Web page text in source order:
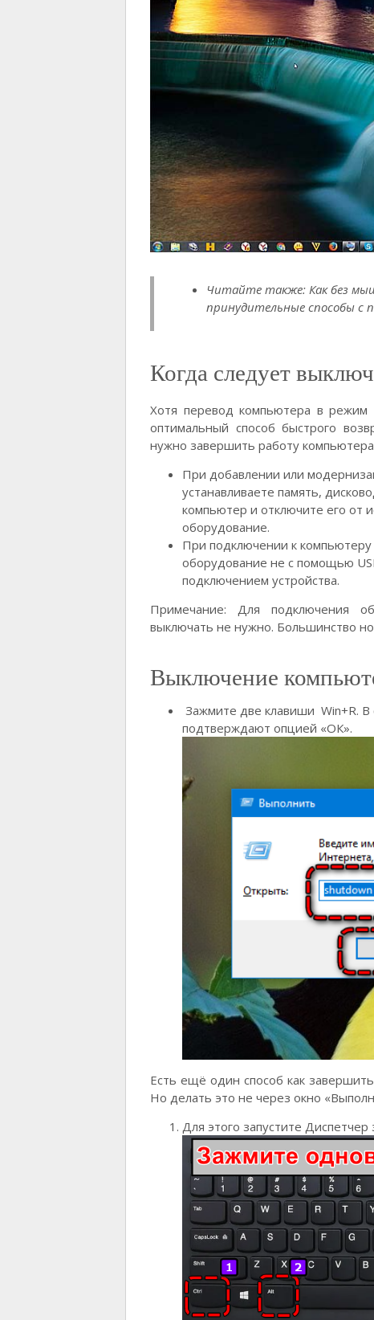
Читайте также: Как без
принудительные способы с
Когда следует
Хотя перевод компьютера в
оптимальный способ быстрого
нужно завершить работу
При добавлении или
устанавливаете память,
компьютер и отключите его от
оборудование.
При подключении к
оборудование не с помощью
подключением устройства.
Примечание: Для подключения
выключать не нужно. Большинство
Выключение
Зажмите две клавиши Win+R.
подтверждают опцией «ОК».
Есть ещё один способ как
Но делать это не через окно
Для этого запустите